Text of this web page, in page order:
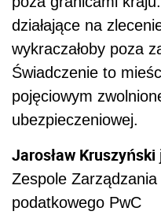
działające na
wykraczałoby poza
Świadczenie to
pojęciowym
ubezpieczeniowej.
Jarosław Kruszyński
Zespole Zarządzania
podatkowego PwC